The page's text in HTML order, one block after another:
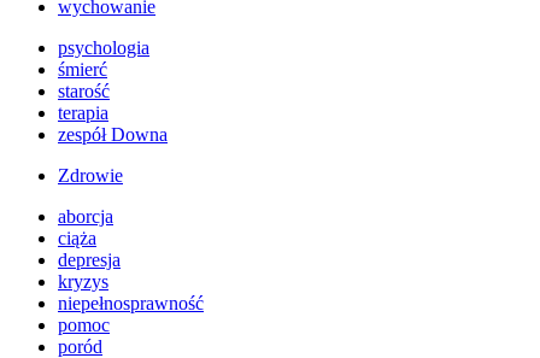
wychowanie
psychologia
śmierć
starość
terapia
zespół Downa
Zdrowie
aborcja
ciąża
depresja
kryzys
niepełnosprawność
pomoc
poród